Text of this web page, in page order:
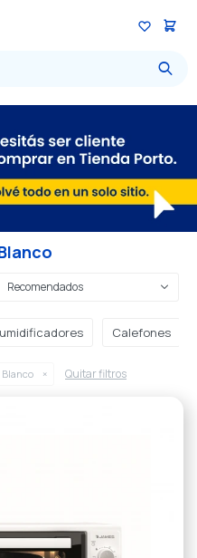
Recomendados
Calefones
Blanco Quitar filtros